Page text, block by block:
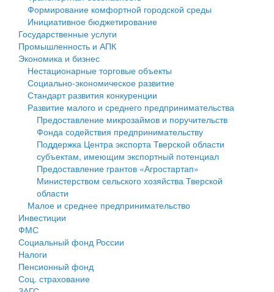
Государственные услуги
Промышленность и АПК
Экономика и бизнес
Символика
Устав
Гостям округа
Туризм
Культура
Образование
Здравоохранение
Социальная защита
Фотоальбом
муниципального округа Тверской области
Администрация Кашинского муниципального округа
Тверской области
Управление сельскими территориями
Открытые данные
Работа с обращениями граждан
Муниципальный контроль
Муниципальные услуги
Проекты административных регламентов
Антимонопольный комплаенс
Противодействие коррупции
Финансовое управление
Бюджет для граждан
Имущество
Выявление правообладателей ранее учтенных
объектов недвижимости
Имущественная поддержка субъектов малого и
среднего предпринимательства
Информационная поддержка субъектов малого и
среднего предпринимательства
Муниципальные программы
Контрольно-счетная палата
Персональные данные
Формирование комфортной городской среды
Инициативное бюджетирование
Государственные услуги
Промышленность и АПК
Экономика и бизнес
Нестационарные торговые объекты
Социально-экономическое развитие
Стандарт развития конкуренции
Развитие малого и среднего предпринимательства
Предоставление микрозаймов и поручительств
Фонда содействия предпринимательству
Поддержка Центра экспорта Тверской области
субъектам, имеющим экспортный потенциал
Предоставление грантов «Агростартап»
Министерством сельского хозяйства Тверской
области
Малое и среднее предпринимательство
Инвестиции
ФМС
Социальный фонд России
Налоги
Пенсионный фонд
Соц. страхование